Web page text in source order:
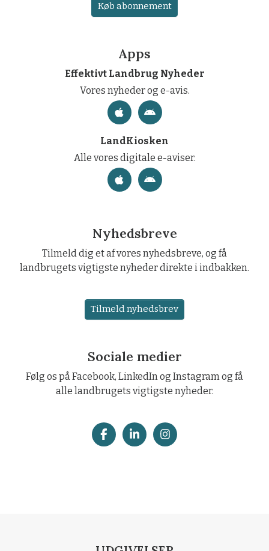
Køb abonnement
Apps
Effektivt Landbrug Nyheder
Vores nyheder og e-avis.
LandKiosken
Alle vores digitale e-aviser.
Nyhedsbreve
Tilmeld dig et af vores nyhedsbreve, og få
landbrugets vigtigste nyheder direkte i indbakken.
Tilmeld nyhedsbrev
Sociale medier
Følg os på Facebook, LinkedIn og Instagram og få
alle landbrugets vigtigste nyheder.